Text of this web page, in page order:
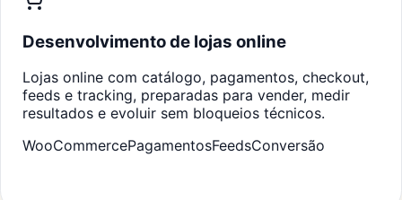
Desenvolvimento de lojas online
Lojas online com catálogo, pagamentos, checkout,
feeds e tracking, preparadas para vender, medir
resultados e evoluir sem bloqueios técnicos.
WooCommercePagamentosFeedsConversão